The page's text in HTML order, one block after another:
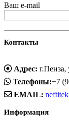
Ваш e-mail
Контакты
Адрес:
Телефоны:+7
EMAIL:
Информация